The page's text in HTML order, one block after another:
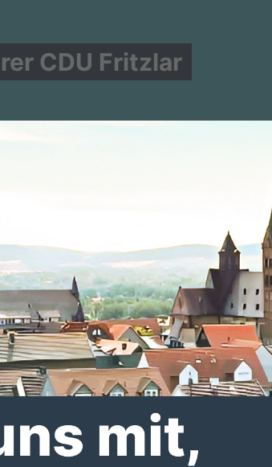
CDU Fritzlar
UNSERE
haben wir mit
Spitzenplatz in Nordhessen erarbeitet.
Ihnen unsere anspruchsvollen Ziele
Christian Seyffarth
sowie einer